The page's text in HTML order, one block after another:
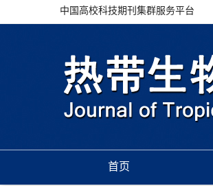
中国高校科技期刊集群服务平台
首页